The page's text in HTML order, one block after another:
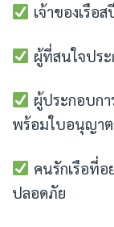
เจ้าของเรือ
ผู้ที่สนใจปร
ผู้ประกอบกา
พร้อมใบอนุญาต
คนรักเรือที่อ
ปลอดภัย